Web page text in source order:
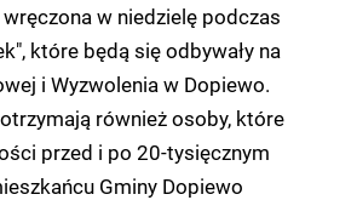
w niedzielę podczas
które będą się odbywały na
i Wyzwolenia w Dopiewo.
również osoby, które
przed i po 20-tysięcznym
Gminy Dopiewo